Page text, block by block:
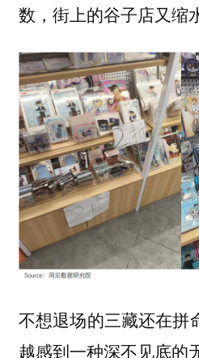
数，街上的谷子店又缩
不想退场的三藏还在拼
越感到一种深不见底的